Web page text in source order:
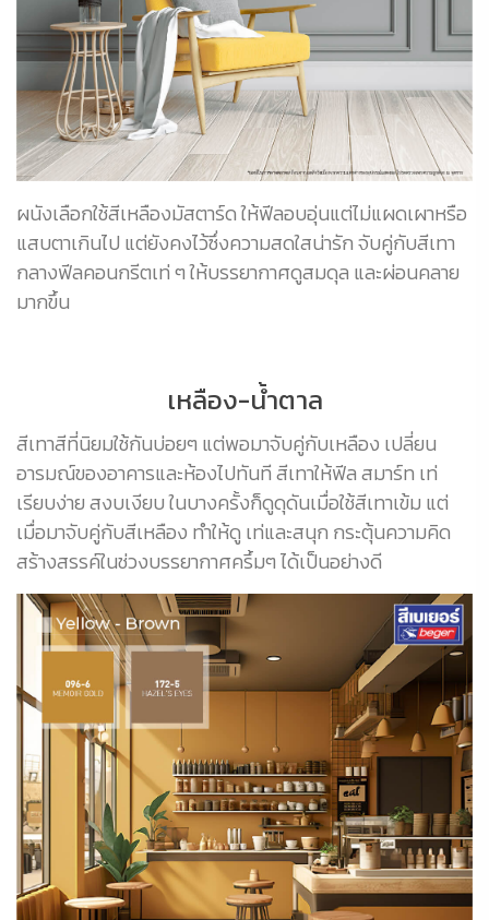
ผนังเลือกใช้สีเหลืองมัสตาร์ด ให้ฟีลอบอุ่นแต่ไม่แผดเผาหรือ
แสบตาเกินไป แต่ยังคงไว้ซึ่งความสดใสน่ารัก จับคู่กับสีเทา
กลางฟีลคอนกรีตเท่ ๆ ให้บรรยากาศดูสมดุล และผ่อนคลาย
มากขึ้น
เหลือง-น้ำตาล
สีเทาสีที่นิยมใช้กันบ่อยๆ แต่พอมาจับคู่กับเหลือง เปลี่ยน
อารมณ์ของอาคารและห้องไปทันที สีเทาให้ฟีล สมาร์ท เท่
เรียบง่าย สงบเงียบ ในบางครั้งก็ดูดุดันเมื่อใช้สีเทาเข้ม แต่
เมื่อมาจับคู่กับสีเหลือง ทำให้ดู เท่และสนุก กระตุ้นความคิด
สร้างสรรค์ในช่วงบรรยากาศครึ้มๆ ได้เป็นอย่างดี